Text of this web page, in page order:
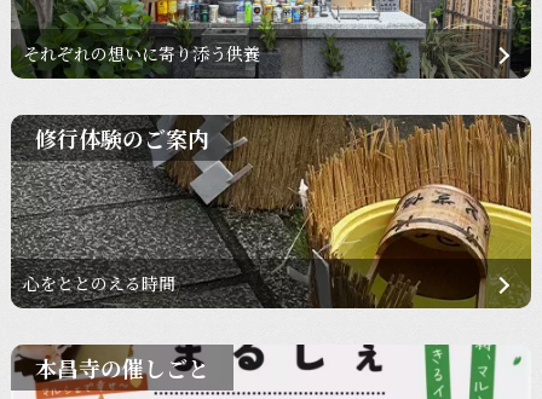
それぞれの想いに寄り添う供養
修行体験のご案内
心をととのえる時間
本昌寺の催しごと